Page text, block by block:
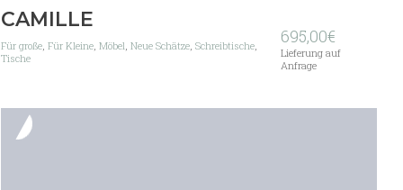
CAMILLE
Für große, Für Kleine, Möbel Neue Schätze, Schreibtische,
Tische
695,00€
Lieferung auf
Anfrage